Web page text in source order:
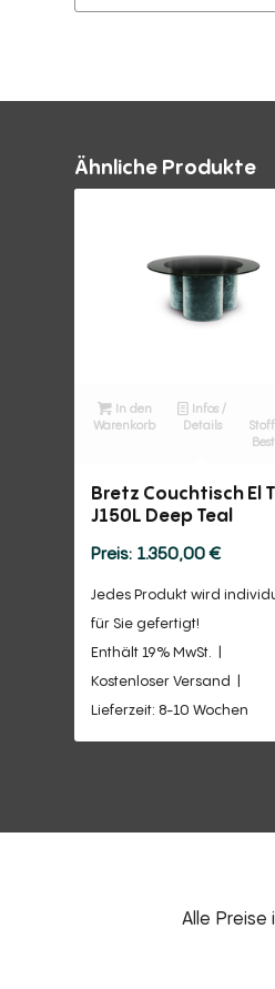
Ähnliche Produkte
In den
Warenkorb
Infos /
Details
Bretz Couchtisch El
J150L Deep Teal
1.350,00€
Jedes Produkt wird
für Sie gefertigt!
Enthält 19% MwSt.
Kostenloser Versand
Lieferzeit: 8-10 Wochen
Alle